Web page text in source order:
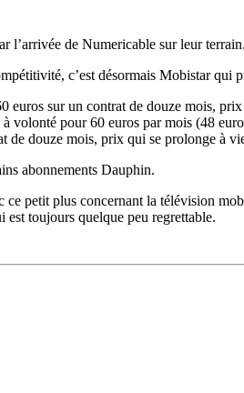
l’arrivée de Numericable sur leur terrain.
c’est désormais Mobistar qui
sur un contrat de douze mois,
pour 60 euros par mois (48
douze mois, prix qui se prolonge à
abonnements Dauphin.
petit plus concernant la télévision
toujours quelque peu regrettable.